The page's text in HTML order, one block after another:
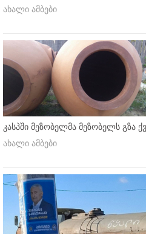
ახალი ამბები
კასპში მეზობელმა მეზობელს გზა
ახალი ამბები